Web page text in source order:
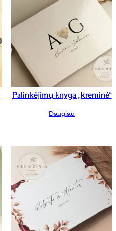
Palinkėjimų knyga „kreminė“
Daugiau